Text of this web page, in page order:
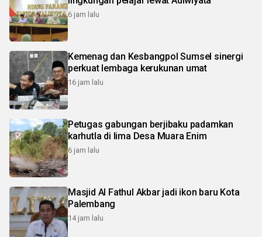
6 jam lalu
Kemenag dan Kesbangpol Sumsel sinergi
perkuat lembaga kerukunan umat
16 jam lalu
Petugas gabungan berjibaku padamkan
karhutla di lima Desa Muara Enim
6 jam lalu
Masjid Al Fathul Akbar jadi ikon baru Kota
Palembang
14 jam lalu